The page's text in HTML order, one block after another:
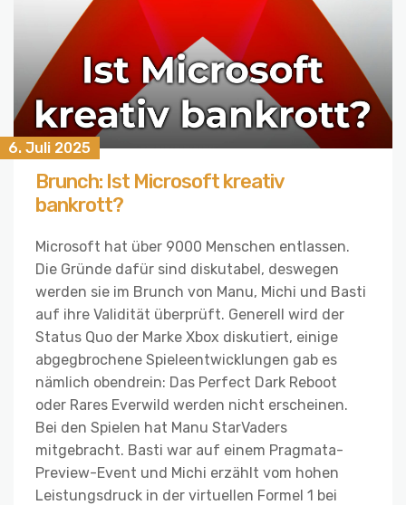
6. Juli 2025
Brunch: Ist Microsoft kreativ
bankrott?
Microsoft hat über 9000 Menschen entlassen.
Die Gründe dafür sind diskutabel, deswegen
werden sie im Brunch von Manu, Michi und Basti
auf ihre Validität überprüft. Generell wird der
Status Quo der Marke Xbox diskutiert, einige
abgegbrochene Spieleentwicklungen gab es
nämlich obendrein: Das Perfect Dark Reboot
oder Rares Everwild werden nicht erscheinen.
Bei den Spielen hat Manu StarVaders
mitgebracht. Basti war auf einem Pragmata-
Preview-Event und Michi erzählt vom hohen
Leistungsdruck in der virtuellen Formel 1 bei